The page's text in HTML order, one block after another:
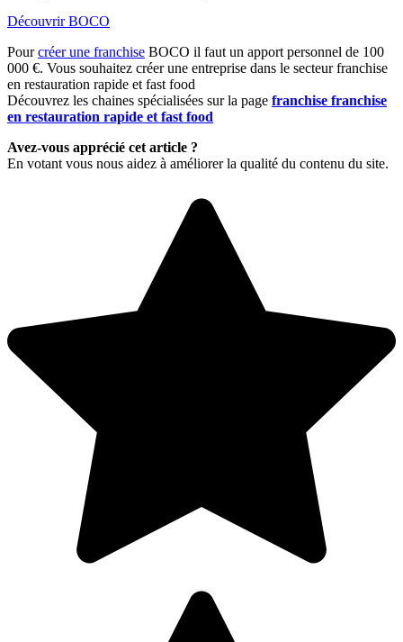
Découvrir BOCO
Pourcréer une franchise BOCO il faut un apport personnel de 100
000 €. Vous souhaitez créer une entreprise dans le secteur franchise
en restauration rapide et fast food
Découvrez les chaines spécialisées sur la page franchise franchise
en restauration rapide et fast food
Avez-vous apprécié cet article ?
En votant vous nous aidez à améliorer la qualité du contenu du site.